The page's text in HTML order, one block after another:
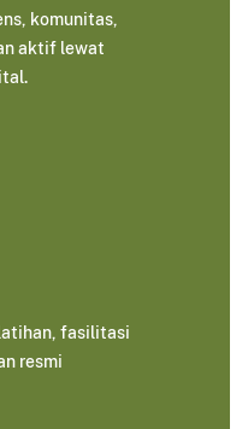
komunitas,
aktif lewat
fasilitasi
resmi